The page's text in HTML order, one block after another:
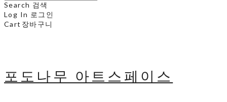
Search 검색
Log In 로그인
Cart 장바구니
포도나무 아트스페이스